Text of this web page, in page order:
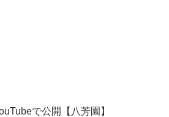
で公開【八芳園】